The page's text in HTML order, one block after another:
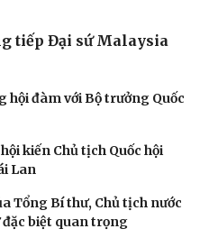
tiếp Đại sứ Malaysia
hội đàm với Bộ trưởng Quốc
kiến Chủ tịch Quốc hội
Lan
Tổng Bí thư, Chủ tịch nước
biệt quan trọng